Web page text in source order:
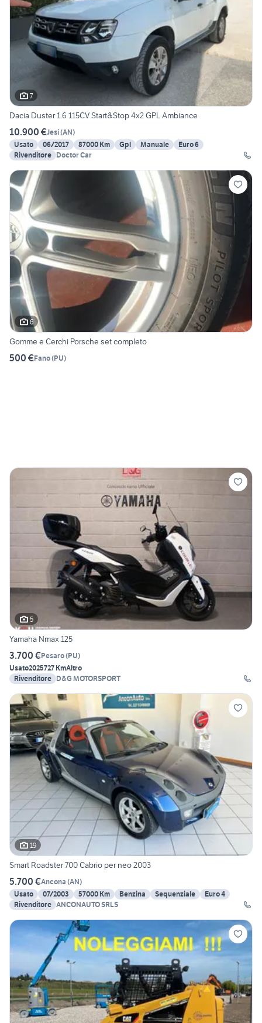
7
Dacia Duster 1.6 115CV Start&Stop 4x2 GPL Ambiance
10.900 €Jesi(AN)
Usato
06/2017 87000 Km Gpl Manuale
Euro 6
Rivenditore Doctor Car
6
Gomme e Cerchi Porsche set completo
500 €Fano(PU)
5
Yamaha Nmax 125
3.700 €Pesaro(PU)
Usato2025727 KmAltro
Rivenditore D&G MOTORSPORT
19
Smart Roadster 700 Cabrio per neo 2003
5.700 €Ancona (AN)
Usato
07/2003 57000 Km Benzina Sequenziale
Euro 4
Rivenditore ANCONAUTO SRLS